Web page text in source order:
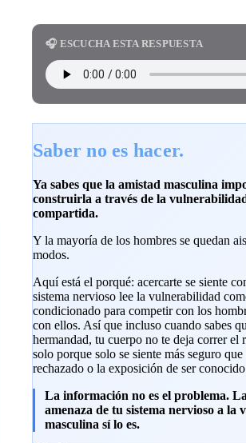
🎧 ESCUCHA ESTA RESPUESTA
Saber no es hacer.
Ya sabes que la amistad masculina
construirla a través de la
compartida.
Y la mayoría de los hombres se quedan
modos.
Aquí está el porqué: acercarte se siente
sistema nervioso lee la vulnerabilidad
condicionado para competir con los
con ellos. Así que incluso cuando sabes
hermandad, tu cuerpo no te deja correr el
solo porque solo se siente más seguro
rechazado o la exposición de ser
La información no es el problema.
amenaza de tu sistema nervioso a la
masculina sí lo es.